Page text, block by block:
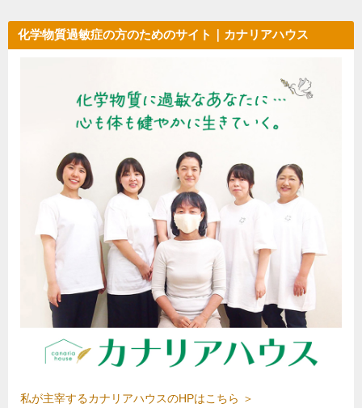
化学物質過敏症の方のためのサイト｜カナリアハウス
私が主宰するカナリアハウスのHPはこちら ＞